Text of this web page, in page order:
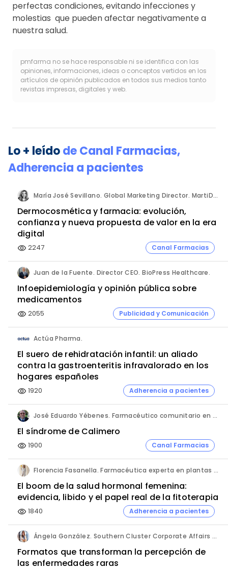
perfectas condiciones, evitando infecciones y
molestias que pueden afectar negativamente a
nuestra salud.
pmfarma no se hace responsable ni se identifica con las
opiniones, informaciones, ideas o conceptos vertidos en los
artículos de opinión publicados en todos sus medios tanto
revistas impresas, digitales y web.
Lo + leídodeCanal Farmacias,
Adherencia a pacientes
María José Sevillano. Global Marketing Director. MartiDerm.
Dermocosmética y farmacia: evolución,
confianza y nueva propuesta de valor en la era
digital
visibility 2247 Canal Farmacias
Juan de la Fuente. Director CEO. BioPress Healthcare.
Infoepidemiología y opinión pública sobre
medicamentos
visibility 2055 Publicidad y Comunicación
Actúa Pharma.
El suero de rehidratación infantil: un aliado
contra la gastroenteritis infravalorado en los
hogares españoles
visibility 1920 Adherencia a pacientes
José Eduardo Yébenes. Farmacéutico comunitario en Mijas (Málaga).
El síndrome de Calimero
visibility 1900 Canal Farmacias
Florencia Fasanella. Farmacéutica experta en plantas medicinales.
El boom de la salud hormonal femenina:
evidencia, libido y el papel real de la fitoterapia
visibility 1840 Adherencia a pacientes
Ángela González. Southern Cluster Corporate Affairs & Patient Partnership Director. Kyowa Kirin.
Formatos que transforman la percepción de
las enfermedades raras